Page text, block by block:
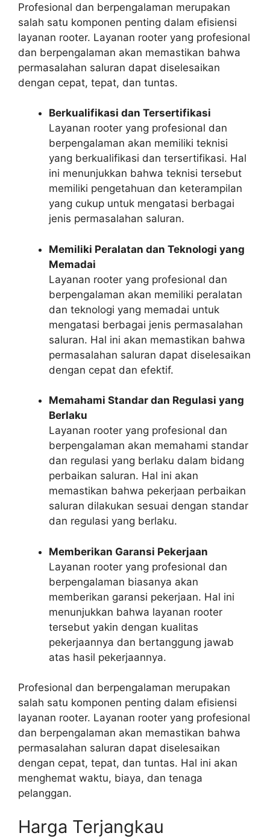
Profesional dan berpengalaman merupakan
salah satu komponen penting dalam efisiensi
layanan rooter. Layanan rooter yang profesional
dan berpengalaman akan memastikan bahwa
permasalahan saluran dapat diselesaikan
dengan cepat, tepat, dan tuntas.
Berkualifikasi dan Tersertifikasi
Layanan rooter yang profesional dan
berpengalaman akan memiliki teknisi
yang berkualifikasi dan tersertifikasi. Hal
ini menunjukkan bahwa teknisi tersebut
memiliki pengetahuan dan keterampilan
yang cukup untuk mengatasi berbagai
jenis permasalahan saluran.
Memiliki Peralatan dan Teknologi yang
Memadai
Layanan rooter yang profesional dan
berpengalaman akan memiliki peralatan
dan teknologi yang memadai untuk
mengatasi berbagai jenis permasalahan
saluran. Hal ini akan memastikan bahwa
permasalahan saluran dapat diselesaikan
dengan cepat dan efektif.
Memahami Standar dan Regulasi yang
Berlaku
Layanan rooter yang profesional dan
berpengalaman akan memahami standar
dan regulasi yang berlaku dalam bidang
perbaikan saluran. Hal ini akan
memastikan bahwa pekerjaan perbaikan
saluran dilakukan sesuai dengan standar
dan regulasi yang berlaku.
Memberikan Garansi Pekerjaan
Layanan rooter yang profesional dan
berpengalaman biasanya akan
memberikan garansi pekerjaan. Hal ini
menunjukkan bahwa layanan rooter
tersebut yakin dengan kualitas
pekerjaannya dan bertanggung jawab
atas hasil pekerjaannya.
Profesional dan berpengalaman merupakan
salah satu komponen penting dalam efisiensi
layanan rooter. Layanan rooter yang profesional
dan berpengalaman akan memastikan bahwa
permasalahan saluran dapat diselesaikan
dengan cepat, tepat, dan tuntas. Hal ini akan
menghemat waktu, biaya, dan tenaga
pelanggan.
Harga Terjangkau